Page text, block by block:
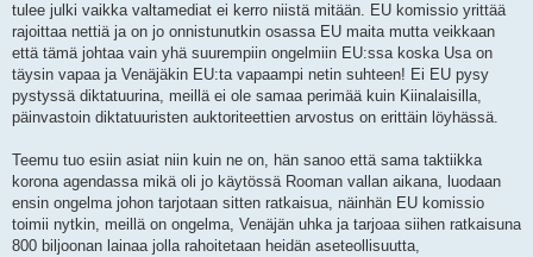
tulee julki vaikka valtamediat ei kerro niistä mitään. EU komissio yrittää
rajoittaa nettiä ja on jo onnistunutkin osassa EU maita mutta veikkaan
että tämä johtaa vain yhä suurempiin ongelmiin EU:ssa koska Usa on
täysin vapaa ja Venäjäkin EU:ta vapaampi netin suhteen! Ei EU pysy
pystyssä diktatuurina, meillä ei ole samaa perimää kuin Kiinalaisilla,
päinvastoin diktatuuristen auktoriteettien arvostus on erittäin löyhässä.
Teemu tuo esiin asiat niin kuin ne on, hän sanoo että sama taktiikka
korona agendassa mikä oli jo käytössä Rooman vallan aikana, luodaan
ensin ongelma johon tarjotaan sitten ratkaisua, näinhän EU komissio
toimii nytkin, meillä on ongelma, Venäjän uhka ja tarjoaa siihen ratkaisuna
800 biljoonan lainaa jolla rahoitetaan heidän aseteollisuutta,